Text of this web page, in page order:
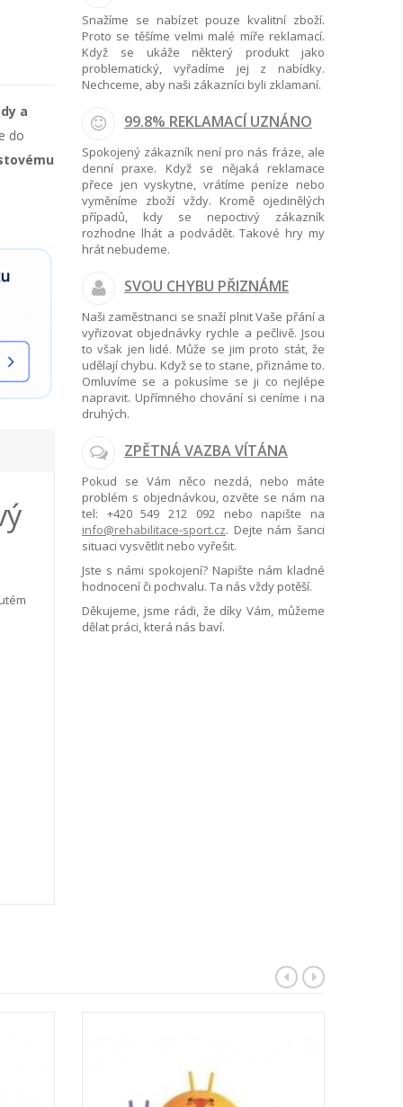
a
do
Snažíme se nabízet pouze kvalitní zboží.
Proto se těšíme velmi malé míře reklamací.
Když se ukáže některý produkt jako
problematický, vyřadíme jej z nabídky.
Nechceme, aby naši zákazníci byli zklamaní.
99.8% REKLAMACÍ UZNÁNO
Spokojený zákazník není pro nás fráze, ale
denní praxe. Když se nějaká reklamace
přece jen vyskytne, vrátíme peníze nebo
vyměníme zboží vždy. Kromě ojedinělých
případů, kdy se nepoctivý zákazník
rozhodne lhát a podvádět. Takové hry my
hrát nebudeme.
SVOU CHYBU PŘIZNÁME
Naši zaměstnanci se snaží plnit Vaše přání a
vyřizovat objednávky rychle a pečlivě. Jsou
to však jen lidé. Může se jim proto stát, že
udělají chybu. Když se to stane, přiznáme to.
Omluvíme se a pokusíme se ji co nejlépe
napravit. Upřímného chování si ceníme i na
druhých.
ZPĚTNÁ VAZBA VÍTÁNA
Pokud se Vám něco nezdá, nebo máte
problém s objednávkou, ozvěte se nám na
tel: +420 549 212 092nebo napište na
info@rehabilitace-sport.cz. Dejte nám šanci
situaci vysvětlit nebo vyřešit.
Jste s námi spokojení? Napište nám kladné
hodnocení či pochvalu. Ta nás vždy potěší.
Děkujeme, jsme rádi, že díky Vám, můžeme
dělat práci, která nás baví.